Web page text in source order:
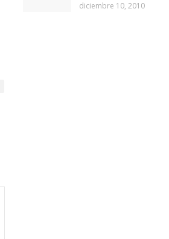
diciembre 10, 2010